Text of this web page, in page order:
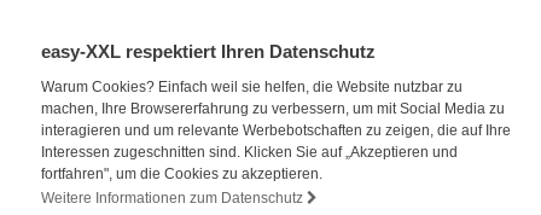
easy-XXL respektiert Ihren Datenschutz
Warum Cookies? Einfach weil sie helfen, die Website nutzbar zu
machen, Ihre Browsererfahrung zu verbessern, um mit Social Media zu
interagieren und um relevante Werbebotschaften zu zeigen, die auf Ihre
Interessen zugeschnitten sind. Klicken Sie auf „Akzeptieren und
fortfahren", um die Cookies zu akzeptieren.
Weitere Informationen zum Datenschutz